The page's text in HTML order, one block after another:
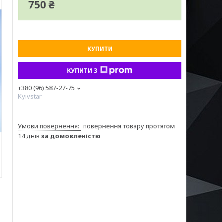
750 ₴
КУПИТИ
КУПИТИ З
+380 (96) 587-27-75
Kyivstar
повернення товару протягом
14 днів за домовленістю